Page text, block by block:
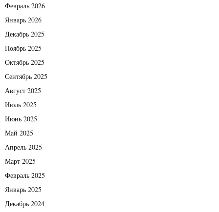
Февраль 2026
Январь 2026
Декабрь 2025
Ноябрь 2025
Октябрь 2025
Сентябрь 2025
Август 2025
Июль 2025
Июнь 2025
Май 2025
Апрель 2025
Март 2025
Февраль 2025
Январь 2025
Декабрь 2024